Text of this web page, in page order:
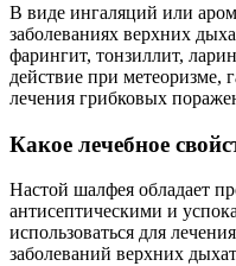
В виде ингаляций или
заболеваниях верхних
фарингит, тонзиллит,
действие при метеоризме,
лечения грибковых
Какое лечебное
Настой шалфея обладает
антисептическими и
использоваться для
заболеваний верхних